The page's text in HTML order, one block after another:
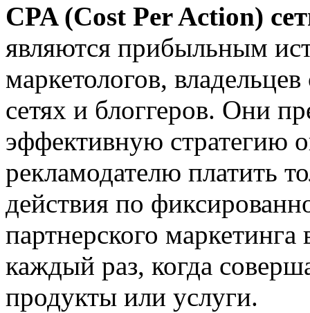
CPA (Cost Per Action)
являются прибыльным
маркетологов,
сетях и блоггеров. Они
эффективную стратегию
рекламодателю платить
действия по
партнерского
каждый раз, когда
продукты или услуги.